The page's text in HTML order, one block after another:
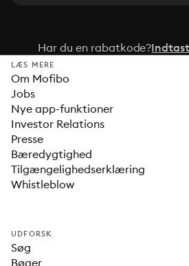
Har du en rabatkode?
LÆS MERE
Om Mofibo
Jobs
Nye app-funktioner
Investor Relations
Presse
Bæredygtighed
Tilgængelighedserklæring
Whistleblow
UDFORSK
Søg
Bøger